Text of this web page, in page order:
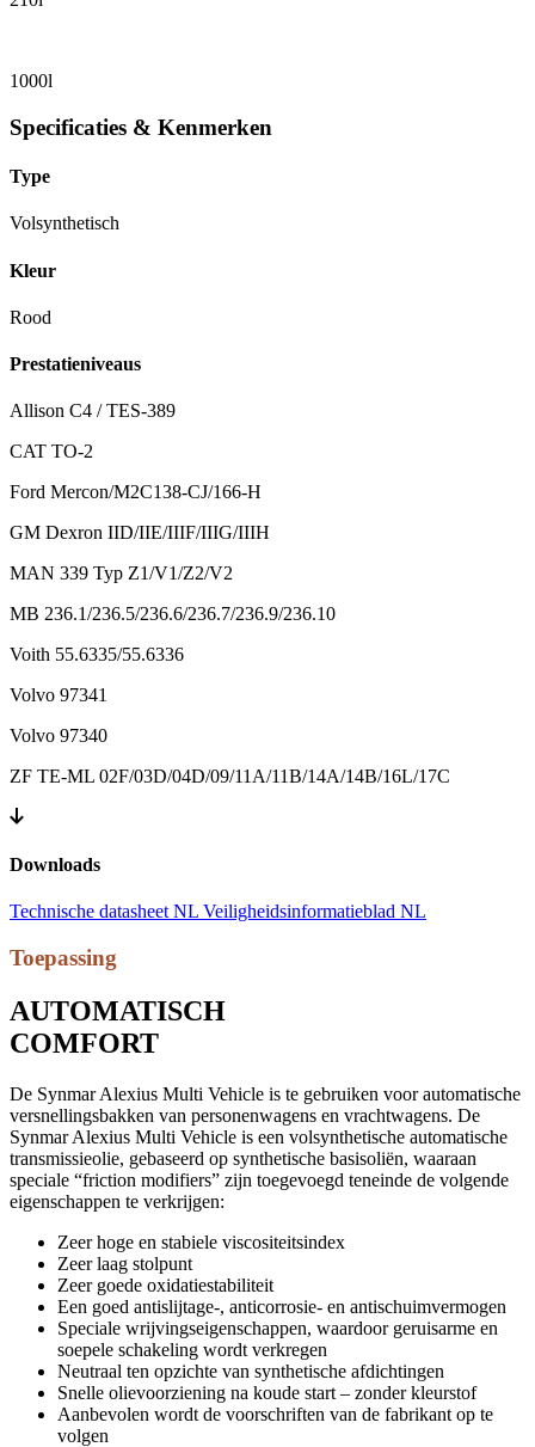
1000l
Specificaties & Kenmerken
Type
Volsynthetisch
Kleur
Rood
Prestatieniveaus
Allison C4 / TES-389
CAT TO-2
Ford Mercon/M2C138-CJ/166-H
GM Dexron IID/IIE/IIIF/IIIG/IIIH
MAN 339 Typ Z1/V1/Z2/V2
MB 236.1/236.5/236.6/236.7/236.9/236.10
Voith 55.6335/55.6336
Volvo 97341
Volvo 97340
ZF TE-ML 02F/03D/04D/09/11A/11B/14A/14B/16L/17C
Downloads
Technische datasheet NL Veiligheidsinformatieblad NL
Toepassing
AUTOMATISCH
COMFORT
De Synmar Alexius Multi Vehicle is te gebruiken voor automatische
versnellingsbakken van personenwagens en vrachtwagens. De
Synmar Alexius Multi Vehicle is een volsynthetische automatische
transmissieolie, gebaseerd op synthetische basisoliën, waaraan
speciale “friction modifiers” zijn toegevoegd teneinde de volgende
eigenschappen te verkrijgen:
Zeer hoge en stabiele viscositeitsindex
Zeer laag stolpunt
Zeer goede oxidatiestabiliteit
Een goed antislijtage-, anticorrosie- en antischuimvermogen
Speciale wrijvingseigenschappen, waardoor geruisarme en
soepele schakeling wordt verkregen
Neutraal ten opzichte van synthetische afdichtingen
Snelle olievoorziening na koude start – zonder kleurstof
Aanbevolen wordt de voorschriften van de fabrikant op te
volgen